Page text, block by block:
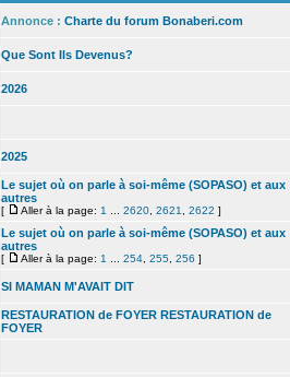
Annonce : Charte du forum Bonaberi.com
Que Sont Ils Devenus?
2026
2025
Le sujet où on parle à soi-même (SOPASO) et aux
autres
[ Aller à la page: 1 2620 2621 2622 ]
Le sujet où on parle à soi-même (SOPASO) et aux
autres
[ Aller à la page: 1 254 255 256 ]
SI MAMAN M'AVAIT DIT
RESTAURATION de FOYER RESTAURATION de
FOYER